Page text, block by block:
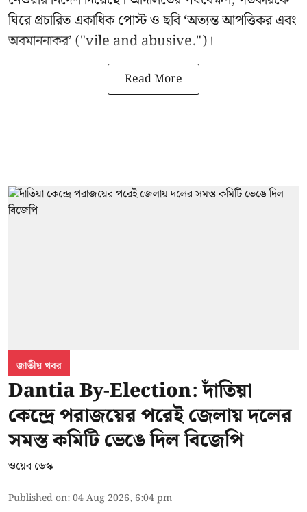
ঘিরে প্রচারিত একাধিক পোস্ট ও ছবি ‘অত্যন্ত আপত্তিকর এবং
অবমাননাকর’ ("vile and abusive.")।
Read More
জাতীয় খবর
Dantia By-Election: দাঁতিয়া
কেন্দ্রে পরাজয়ের পরেই জেলায় দলের
সমস্ত কমিটি ভেঙে দিল বিজেপি
ওয়েব ডেস্ক
Published on:04 Aug 2026, 6:04 pm